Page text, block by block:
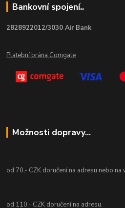
Bankovní spojení..
2828922012/3030 Air Bank
Platební brána Comgate
Možnosti dopravy...
od 70,- CZK doručení na adresu nebo na
od 110,- CZK doručení na adresu.